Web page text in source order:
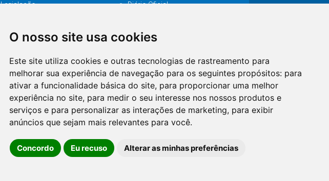
O nosso site usa cookies
Este site utiliza cookies e outras tecnologias de rastreamento para
melhorar sua experiência de navegação para os seguintes propósitos: para
ativar a funcionalidade básica do site, para proporcionar uma melhor
experiência no site, para medir o seu interesse nos nossos produtos e
serviços e para personalizar as interações de marketing, para exibir
anúncios que sejam mais relevantes para você.
Concordo Eu recuso Alterar as minhas preferências
Legislação Diário Oficial
Desapropriações Catalogo Eletrônico de Padronização